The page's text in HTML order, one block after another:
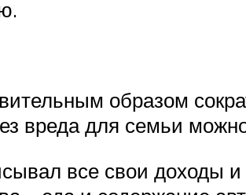
образом
вреда для семьи можно
все свои доходы